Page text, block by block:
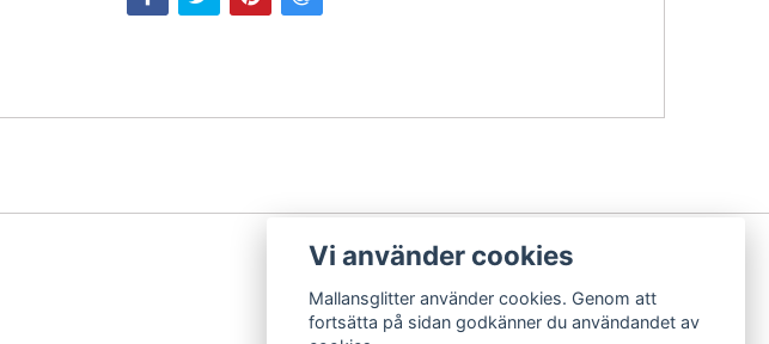
Vi använder cookies
Mallansglitter använder cookies. Genom att
fortsätta på sidan godkänner du användandet av